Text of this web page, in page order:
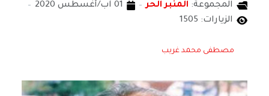
المجموعة: المنبر الحر
01 آب/أغسطس 2020
الزيارات: 1505
مصطفى محمد غريب